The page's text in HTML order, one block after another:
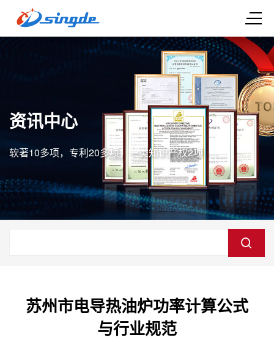
资讯中心
软著10多项，专利20多项，一类知识产权2项
苏州市电导热油炉功率计算公式
与行业规范